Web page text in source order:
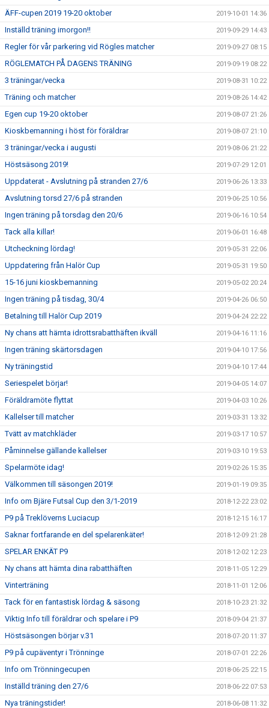
ÄFF-cupen 2019 19-20 oktober 2019-10-01 14:36
Inställd träning imorgon!! 2019-09-29 14:43
Regler för vår parkering vid Rögles matcher 2019-09-27 08:15
RÖGLEMATCH PÅ DAGENS TRÄNING 2019-09-19 08:22
3 träningar/vecka 2019-08-31 10:22
Träning och matcher 2019-08-26 14:42
Egen cup 19-20 oktober 2019-08-07 21:26
Kioskbemanning i höst för föräldrar 2019-08-07 21:10
3 träningar/vecka i augusti 2019-08-06 21:22
Höstsäsong 2019! 2019-07-29 12:01
Uppdaterat - Avslutning på stranden 27/6 2019-06-26 13:33
Avslutning torsd 27/6 på stranden 2019-06-25 10:56
Ingen träning på torsdag den 20/6 2019-06-16 10:54
Tack alla killar! 2019-06-01 16:48
Utcheckning lördag! 2019-05-31 22:06
Uppdatering från Halör Cup 2019-05-31 19:50
15-16 juni kioskbemanning 2019-05-02 20:24
Ingen träning på tisdag, 30/4 2019-04-26 06:50
Betalning till Halör Cup 2019 2019-04-24 22:22
Ny chans att hämta idrottsrabatthäften ikväll 2019-04-16 11:16
Ingen träning skärtorsdagen 2019-04-10 17:56
Ny träningstid 2019-04-10 17:44
Seriespelet börjar! 2019-04-05 14:07
Föräldramöte flyttat 2019-04-03 10:26
Kallelser till matcher 2019-03-31 13:32
Tvätt av matchkläder 2019-03-17 10:57
Påminnelse gällande kallelser 2019-03-10 19:53
Spelarmöte idag! 2019-02-26 15:35
Välkommen till säsongen 2019! 2019-01-19 09:35
Info om Bjäre Futsal Cup den 3/1-2019 2018-12-22 23:02
P9 på Treklöverns Luciacup 2018-12-15 16:17
Saknar fortfarande en del spelarenkäter! 2018-12-09 21:28
SPELAR ENKÄT P9 2018-12-02 12:23
Ny chans att hämta dina rabatthäften 2018-11-05 12:29
Vinterträning 2018-11-01 12:06
Tack för en fantastisk lördag & säsong 2018-10-23 21:32
Viktig Info till föräldrar och spelare i P9 2018-09-04 21:37
Höstsäsongen börjar v.31 2018-07-20 11:37
P9 på cupäventyr i Trönninge 2018-07-01 22:26
Info om Trönningecupen 2018-06-25 22:15
Inställd träning den 27/6 2018-06-22 07:53
Nya träningstider! 2018-06-08 11:32